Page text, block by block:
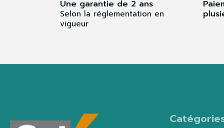
Une garantie de 2 ans
Selon la réglementation en
vigueur